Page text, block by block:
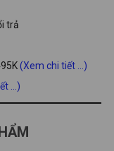
trả
(Xem chi tiết ...)
...)